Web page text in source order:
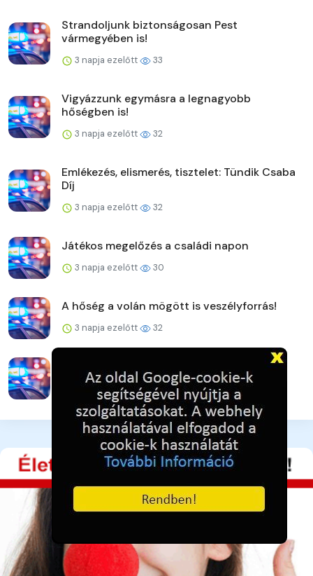
Strandoljunk biztonságosan Pest
vármegyében is!
3 napja ezelőtt 33
Vigyázzunk egymásra a legnagyobb
hőségben is!
3 napja ezelőtt 32
Emlékezés, elismerés, tisztelet: Tündik Csaba
Díj
3 napja ezelőtt 32
Játékos megelőzés a családi napon
3 napja ezelőtt 30
A hőség a volán mögött is veszélyforrás!
3 napja ezelőtt 32
3 napja ezelőtt 31